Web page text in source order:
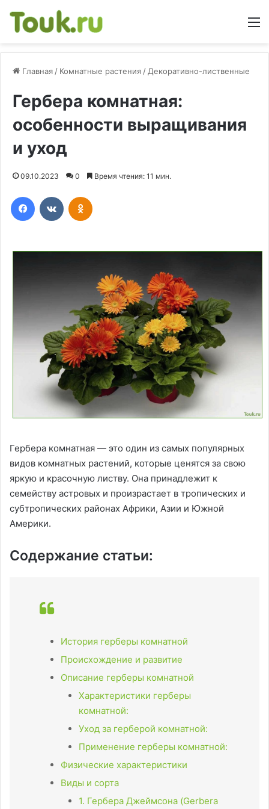
Главная / Комнатные растения / Декоративно-лиственные
Гербера комнатная:
особенности выращивания
и уход
09.10.2023 0 Время чтения: 11 мин.
Гербера комнатная — это один из самых популярных
видов комнатных растений, которые ценятся за свою
яркую и красочную листву. Она принадлежит к
семейству астровых и произрастает в тропических и
субтропических районах Африки, Азии и Южной
Америки.
Содержание статьи:
История герберы комнатной
Происхождение и развитие
Описание герберы комнатной
Характеристики герберы
комнатной:
Уход за герберой комнатной:
Применение герберы комнатной:
Физические характеристики
Виды и сорта
1. Гербера Джеймсона (Gerbera